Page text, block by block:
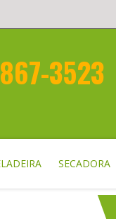
3523
SECADORA